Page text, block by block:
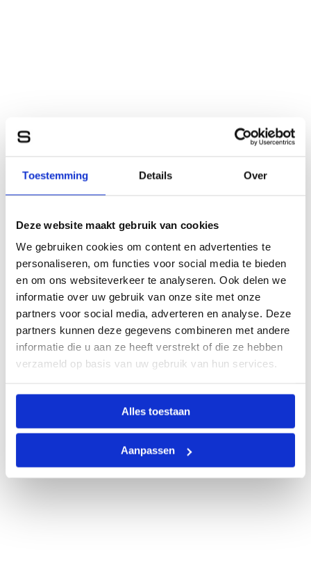
Toestemming Details Over
Deze website maakt gebruik van cookies
We gebruiken cookies om content en advertenties te
personaliseren, om functies voor social media te bieden
en om ons websiteverkeer te analyseren. Ook delen we
informatie over uw gebruik van onze site met onze
partners voor social media, adverteren en analyse. Deze
partners kunnen deze gegevens combineren met andere
informatie die u aan ze heeft verstrekt of die ze hebben
verzameld op basis van uw gebruik van hun services.
Alles toestaan
Aanpassen